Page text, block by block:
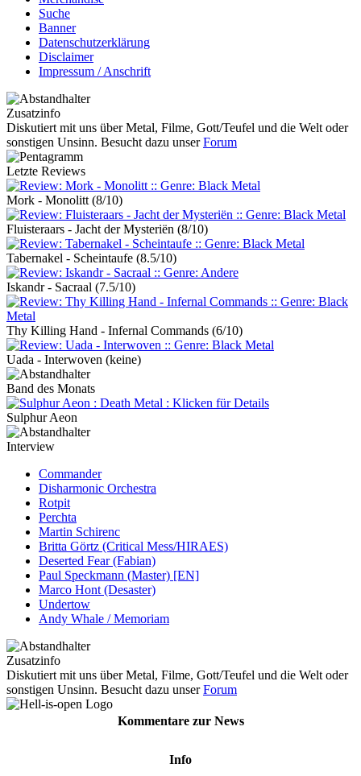
Suche
Banner
Datenschutzerklärung
Disclaimer
Impressum / Anschrift
Zusatzinfo
Diskutiert mit uns über Metal, Filme, Gott/Teufel und die Welt oder
sonstigen Unsinn. Besucht dazu unserForum
Letzte Reviews
Mork - Monolitt (8/10)
Fluisteraars - Jacht der Mysteriën (8/10)
Tabernakel - Scheintaufe (8.5/10)
Iskandr - Sacraal (7.5/10)
Thy Killing Hand - Infernal Commands (6/10)
Uada - Interwoven (keine)
Band des Monats
Sulphur Aeon
Interview
Commander
Disharmonic Orchestra
Rotpit
Perchta
Martin Schirenc
Britta Görtz (Critical Mess/HIRAES)
Deserted Fear (Fabian)
Paul Speckmann (Master) [EN]
Marco Hont (Desaster)
Undertow
Andy Whale / Memoriam
Zusatzinfo
Diskutiert mit uns über Metal, Filme, Gott/Teufel und die Welt oder
sonstigen Unsinn. Besucht dazu unserForum
Kommentare zur News
Info